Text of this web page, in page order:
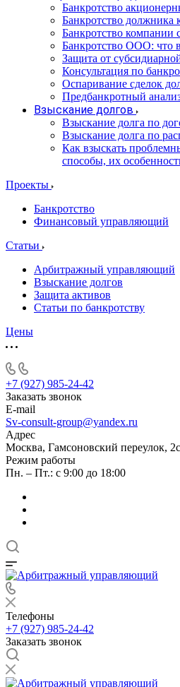
Банкротство
Банкротство должника
Банкротство компании
Банкротство ООО: что
Защита от
Консультация по
Оспаривание сделок
Предбанкротный
Взыскание долгов
Взыскание долга по
Взыскание долга по
Как взыскать
способы, их
Проекты
Банкротство
Финансовый управляющий
Статьи
Арбитражный управляющий
Взыскание долгов
Защита активов
Статьи по банкротству
Цены
+7 (927) 985-24-42
Заказать звонок
E-mail
Sv-consult-group@yandex.ru
Адрес
Москва, Гамсоновский переулок,
Режим работы
Пн. – Пт.: с 9:00 до 18:00
Телефоны
+7 (927) 985-24-42
Заказать звонок